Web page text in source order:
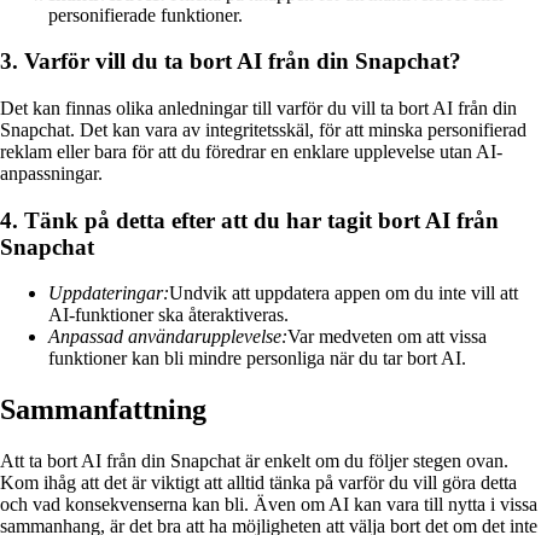
personifierade funktioner.
3. Varför vill du ta bort AI från din Snapchat?
Det kan finnas olika anledningar till varför du vill ta bort AI från din
Snapchat. Det kan vara av integritetsskäl, för att minska personifierad
reklam eller bara för att du föredrar en enklare upplevelse utan AI-
anpassningar.
4. Tänk på detta efter att du har tagit bort AI från
Snapchat
Uppdateringar:Undvik att uppdatera appen om du inte vill att
AI-funktioner ska återaktiveras.
Anpassad användarupplevelse:Var medveten om att vissa
funktioner kan bli mindre personliga när du tar bort AI.
Sammanfattning
Att ta bort AI från din Snapchat är enkelt om du följer stegen ovan.
Kom ihåg att det är viktigt att alltid tänka på varför du vill göra detta
och vad konsekvenserna kan bli. Även om AI kan vara till nytta i vissa
sammanhang, är det bra att ha möjligheten att välja bort det om det inte